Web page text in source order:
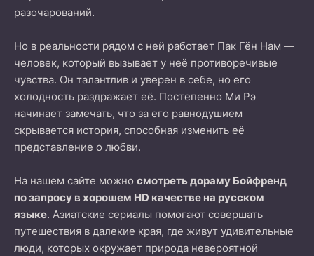
разочарований.
Но в реальности рядом с ней работает Пак Гён Нам —
человек, который вызывает у неё противоречивые
чувства. Он талантлив и уверен в себе, но его
холодность раздражает её. Постепенно Ми Рэ
начинает замечать, что за его равнодушием
скрывается история, способная изменить её
представление о любви.
На нашем сайте можно смотреть дораму Бойфренд
по запросу в хорошем HD качестве на русском
языке. Азиатские сериалы помогают совершать
путешествия в далекие края, где живут удивительные
люди, которых окружает природа невероятной